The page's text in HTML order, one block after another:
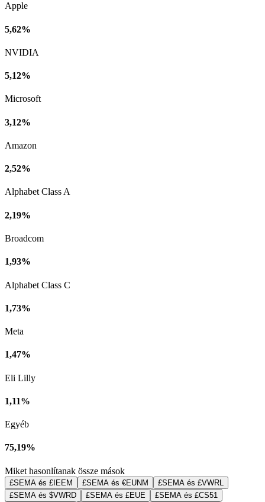
Apple
5,62%
NVIDIA
5,12%
Microsoft
3,12%
Amazon
2,52%
Alphabet Class A
2,19%
Broadcom
1,93%
Alphabet Class C
1,73%
Meta
1,47%
Eli Lilly
1,11%
Egyéb
75,19%
Miket hasonlítanak össze mások
£SEMA és £IEEM £SEMA és €EUNM
£SEMA és £VWRL
£SEMA és $VWRD
£SEMA és £EUE
£SEMA és £CS51